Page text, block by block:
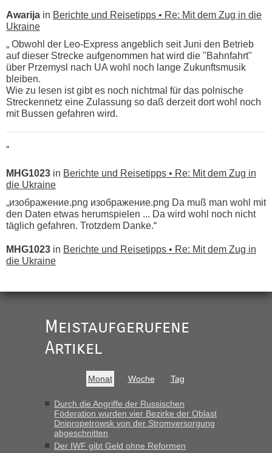
Awarija in Berichte und Reisetipps • Re: Mit dem Zug in die
Ukraine
„ Obwohl der Leo-Express angeblich seit Juni den Betrieb
auf dieser Strecke aufgenommen hat wird die "Bahnfahrt"
über Przemysl nach UA wohl noch lange Zukunftsmusik
bleiben.
Wie zu lesen ist gibt es noch nichtmal für das polnische
Streckennetz eine Zulassung so daß derzeit dort wohl noch
mit Bussen gefahren wird.
“
MHG1023 in Berichte und Reisetipps • Re: Mit dem Zug in
die Ukraine
„изображение.png изображение.png Da muß man wohl mit
den Daten etwas herumspielen ... Da wird wohl noch nicht
täglich gefahren. Trotzdem Danke.“
MHG1023 in Berichte und Reisetipps • Re: Mit dem Zug in
die Ukraine
Ist korrekt, aber ich finde man hätte trotzdem im Text gleich
darauf hinweisen können.
War aber nicht "böse" gemeint ...
buchbar - warum auch immer ...
Hab´s versucht - bekomme aber immer angezeigt "auf dieser
Strecke fahren wir nicht"
Meistaufgerufene
Artikel
Monat Woche Tag
Durch die Angriffe der Russischen
Föderation wurden vier Bezirke der Oblast
Dnipropetrowsk von der Stromversorgung
abgeschnitten
Der IWF gibt Geld ohne Reformen